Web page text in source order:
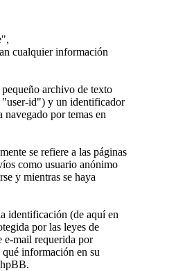
cualquier información
archivo de texto
"user-id") y un identificador
por temas en
se refiere a las páginas
como usuario anónimo
y mientras se haya
identificación (de aquí en
por las leyes de
e-mail requerida por
información en su